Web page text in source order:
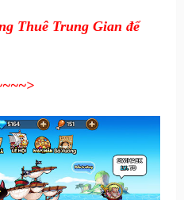
Thuê Trung Gian để